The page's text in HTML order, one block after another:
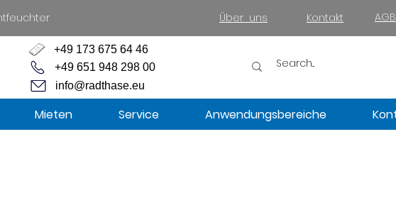
Über uns Kontakt AGB
+49 651 948 298 00
+49 173 675 64 46
info@radthase.eu
Mieten Service Anwendungsbereiche